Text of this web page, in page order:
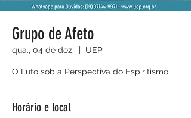
Grupo de Afeto
qua., 04 de dez.
  |
UEP
O Luto sob a Perspectiva do Espiritismo
Horário e local